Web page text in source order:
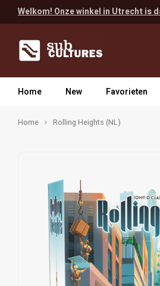
Welkom! Onze winkel in Utrecht is
Home New Favorieten
Home Rolling Heights (NL)